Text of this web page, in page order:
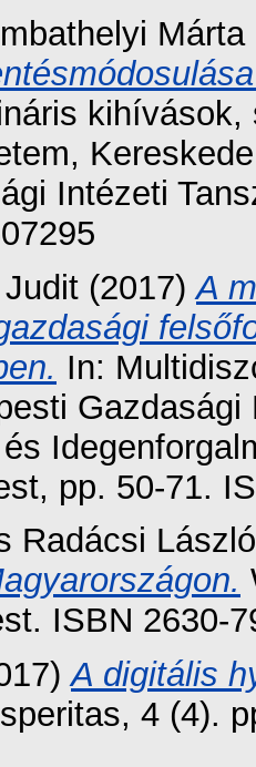
Márta
Intézeti
(2017)A
In:
pp. 50-71.
Radácsi László
ISBN 2630-
A digitális
4 (4).